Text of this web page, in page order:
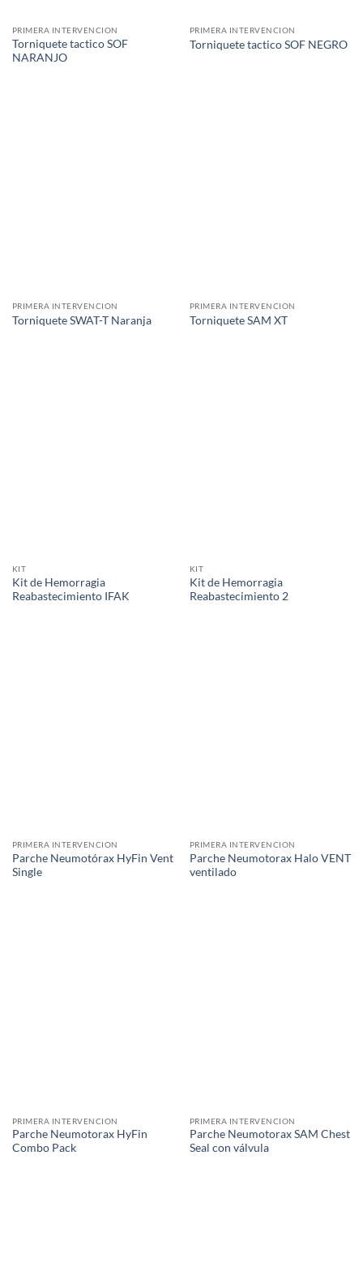
PRIMERA INTERVENCION
Torniquete tactico SOF
NARANJO
PRIMERA INTERVENCION
Torniquete tactico SOF NEGRO
PRIMERA INTERVENCION
Torniquete SWAT-T Naranja
PRIMERA INTERVENCION
Torniquete SAM XT
KIT
Kit de Hemorragia
Reabastecimiento IFAK
KIT
Kit de Hemorragia
Reabastecimiento 2
PRIMERA INTERVENCION
Parche Neumotórax HyFin Vent
Single
PRIMERA INTERVENCION
Parche Neumotorax Halo VENT
ventilado
PRIMERA INTERVENCION
Parche Neumotorax HyFin
Combo Pack
PRIMERA INTERVENCION
Parche Neumotorax SAM Chest
Seal con válvula